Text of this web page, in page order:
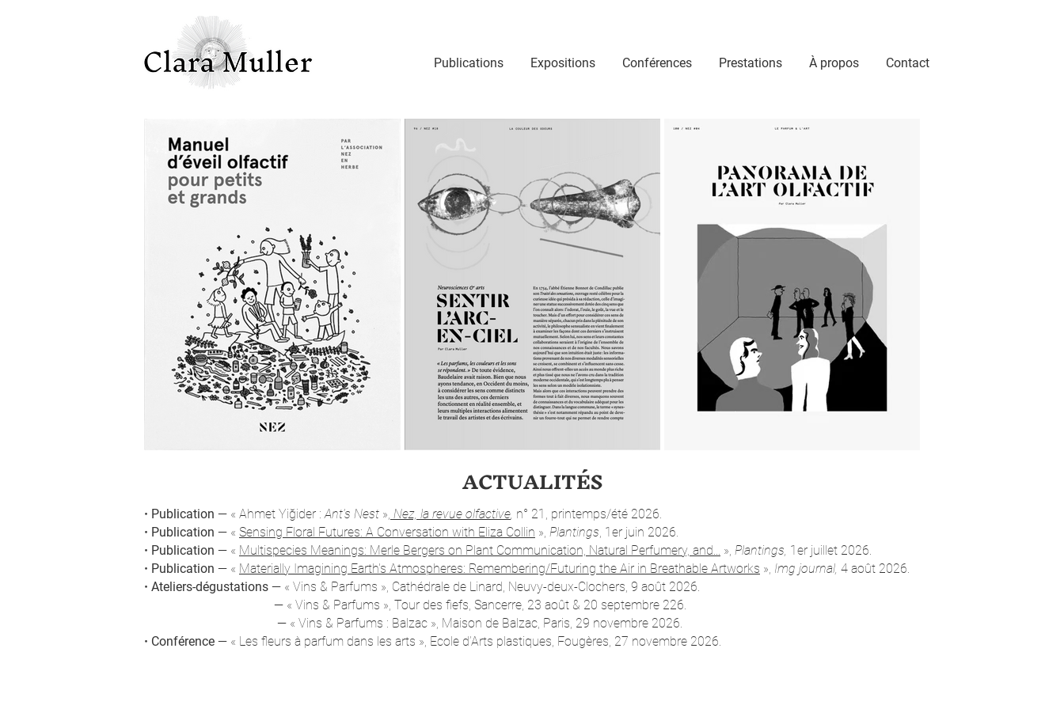
Publications Expositions Conférences Prestations À propos Contact
ACTUALITÉS
• Publication — « Ahmet Yiğider :Ant's Nest », Nez, la revue olfactive, n° 21 , printemps/été 2026.
• Publication — « Sensing Floral Futures: A Conversation with Eliza Collin », Plantings, 1er juin 2026.
• Publication — « Multispecies Meanings: Merle Bergers on Plant Communication, Natural Perfumery, and... », Plantings, 1er juillet 2026.
• Publication — « Materially Imagining Earth's Atmospheres: Remembering/Futuring the Air in Breathable Artworks », Img journal, 4 août 2026.
• Ateliers-dégustations — « Vins & Parfums », Cathédrale de Linard, Neuvy-deux-Clochers, 9 août 2026.
— « Vins & Parfums », Tour des fiefs, Sancerre, 23 août & 20 septembre 226.
— « Vins & Parfums : Balzac », Maison de Balzac, Paris, 29 novembre 2026.
• Conférence — « Les fleurs à parfum dans les arts », Ecole d’Arts plastiques, Fougères, 27 novembre 2026.